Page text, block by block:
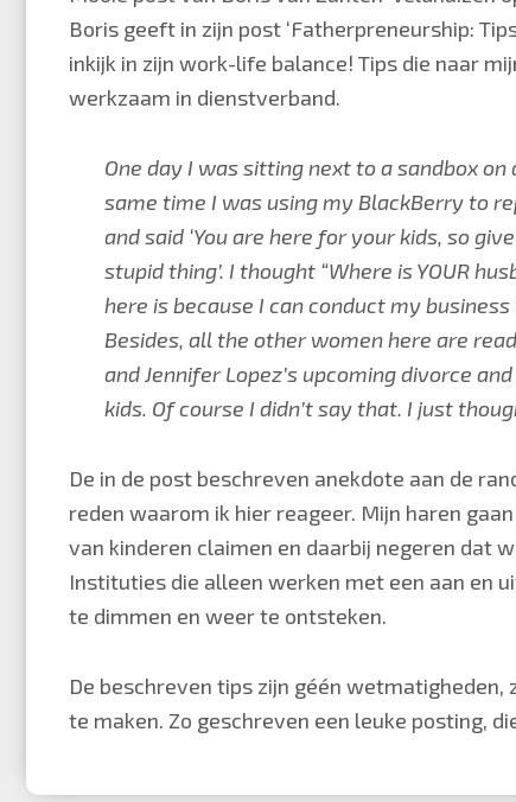
Boris geeft in zijn post ‘Fatherpreneurship:
inkijk in zijn work-life balance! Tips die naar
werkzaam in dienstverband.
One day I was sitting next to a sandbox
same time I was using my BlackBerry to
and said ‘You are here for your kids, so
stupid thing’. I thought “Where is YOUR
here is because I can conduct my
Besides, all the other women here are
and Jennifer Lopez’s upcoming divorce
kids. Of course I didn’t say that. I just
De in de post beschreven anekdote aan de
reden waarom ik hier reageer. Mijn haren
van kinderen claimen en daarbij negeren dat
Instituties die alleen werken met een aan en
te dimmen en weer te ontsteken.
De beschreven tips zijn géén
te maken. Zo geschreven een leuke posting,